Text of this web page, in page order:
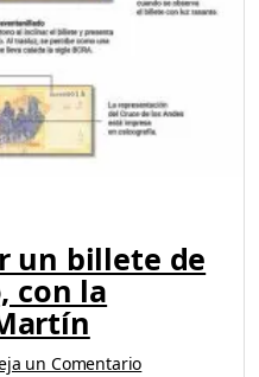
un billete de
con la
un Comentario